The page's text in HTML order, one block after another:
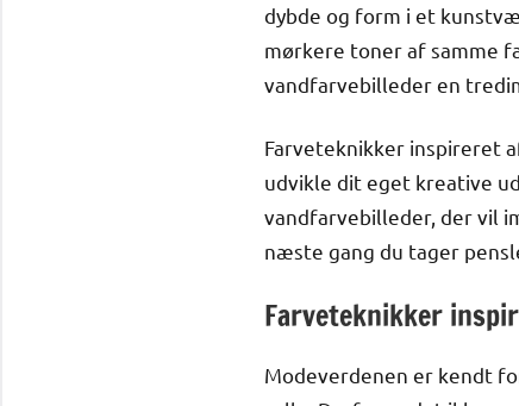
dybde og form i et
mørkere toner af samme
vandfarvebilleder en
Farveteknikker inspireret
udvikle dit eget kreative
vandfarvebilleder, der vil
næste gang du tager
Farveteknikker
Modeverdenen er kendt